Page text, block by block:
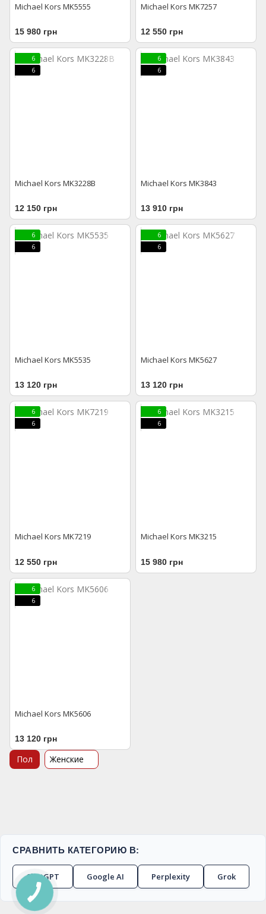
Michael Kors MK5555
15 980 грн
Michael Kors MK7257
12 550 грн
6
6
Michael Kors MK3228В
12 150 грн
6
6
Michael Kors MK3843
13 910 грн
6
6
Michael Kors MK5535
13 120 грн
6
6
Michael Kors MK5627
13 120 грн
6
6
Michael Kors MK7219
12 550 грн
6
6
Michael Kors MK3215
15 980 грн
6
6
Michael Kors MK5606
13 120 грн
Пол Женские
СРАВНИТЬ КАТЕГОРИЮ В:
ChatGPT Google AI Perplexity Grok